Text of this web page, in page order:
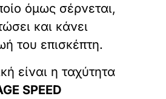
όμως σέρνεται,
και κάνει
του επισκέπτη.
είναι η ταχύτητα
SPEED